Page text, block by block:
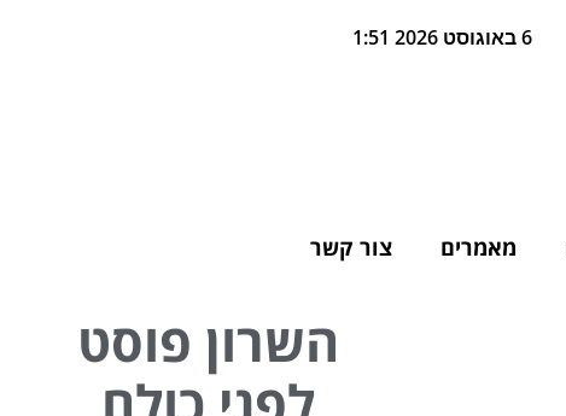
6 באוגוסט 2026 1:51
מאמרים צור קשר
השרון פוסט